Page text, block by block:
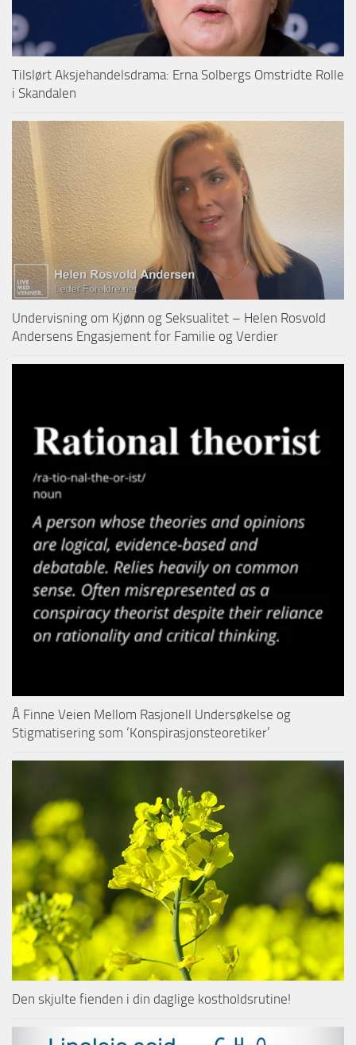
Tilslørt Aksjehandelsdrama: Erna Solbergs Omstridte Rolle
i Skandalen
Undervisning om Kjønn og Seksualitet – Helen Rosvold
Andersens Engasjement for Familie og Verdier
Å Finne Veien Mellom Rasjonell Undersøkelse og
Stigmatisering som ‘Konspirasjonsteoretiker’
Den skjulte fienden i din daglige kostholdsrutine!